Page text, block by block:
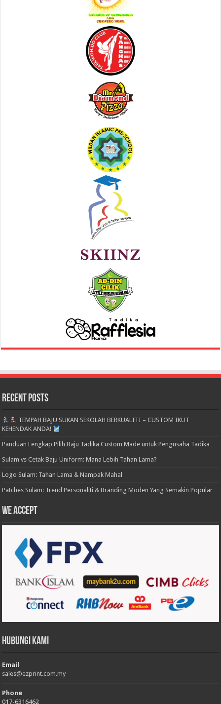
Recent Posts
TEMPAH BAJU SUKAN SEKOLAH BERKUALITI – CUSTOM IKUT
KEHENDAK ANDA!
Panduan Lengkap Pilih Baju Tadika Custom Made untuk Pengusaha Tadika
Sulam vs Cetak Baju Uniform: Mana Lebih Tahan Lama?
Logo Sulam: Tahan Lama & Nampak Mahal
Patches Sulam: Trend Personaliti & Branding Moden Yang Semakin Popular
We accept
Hubungi Kami
Email
sales@ezprint.com.my
Phone
017-6316462